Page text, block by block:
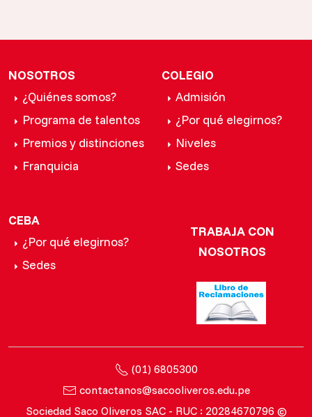
NOSOTROS
¿Quiénes somos?
Programa de talentos
Premios y distinciones
Franquicia
COLEGIO
Admisión
¿Por qué elegirnos?
Niveles
Sedes
CEBA
¿Por qué elegirnos?
Sedes
TRABAJA CON
NOSOTROS
(01) 6805300
contactanos@sacooliveros.edu.pe
Sociedad Saco Oliveros SAC - RUC : 20284670796 ©